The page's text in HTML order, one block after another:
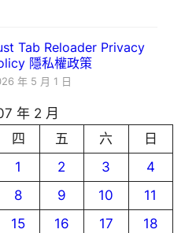
Tab Reloader Privacy
隱私權政策
年 5 月 1 日
年 2 月
四 五 六
日
1
2 3
4
8 9 10
11
15 16 17
18